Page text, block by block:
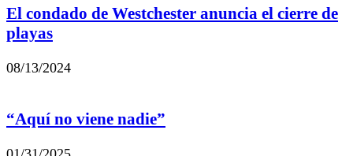
El condado de Westchester anuncia el cierre de
playas
08/13/2024
“Aquí no viene nadie”